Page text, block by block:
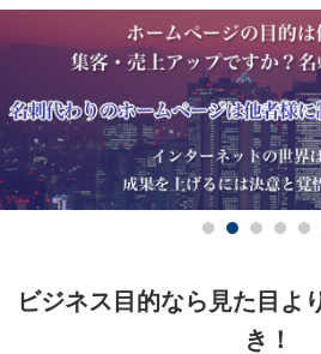
ビジネス目的なら見た目よ
き！